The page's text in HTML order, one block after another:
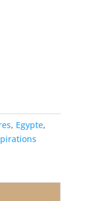
, Egypte,